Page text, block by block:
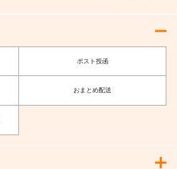
ポスト投函
おまとめ配送